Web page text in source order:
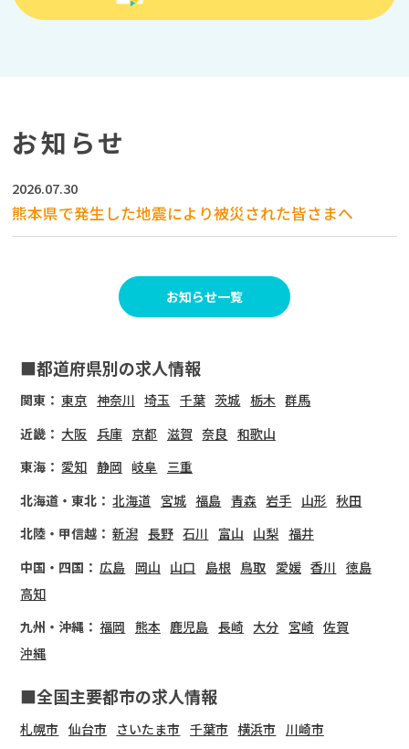
お知らせ
2026.07.30
熊本県で発生した地震により被災された皆さまへ
お知らせ一覧
■都道府県別の求人情報
関東： 東京 神奈川 埼玉 千葉 茨城 栃木 群馬
近畿： 大阪 兵庫 京都 滋賀 奈良 和歌山
東海： 愛知 静岡 岐阜
三重
北海道・東北： 北海道 宮城 福島 青森 岩手 山形 秋田
北陸・甲信越： 新潟 長野 石川 富山 山梨 福井
中国・四国： 広島 岡山 山口 島根 鳥取 愛媛 香川 徳島
高知
九州・沖縄： 福岡 熊本 鹿児島 長崎 大分 宮崎 佐賀
沖縄
■全国主要都市の求人情報
札幌市 仙台市 さいたま市 千葉市 横浜市
川崎市